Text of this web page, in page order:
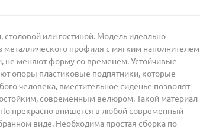
или гостиной. Модель идеально
металлического профиля с мягким наполнителем
не меняют форму со временем. Устойчивые
опоры пластиковые подпятники, которые
человека, вместительное сиденье позволят
современным велюром. Такой материал
прекрасно впишется в любой современный
виде. Необходима простая сборка по